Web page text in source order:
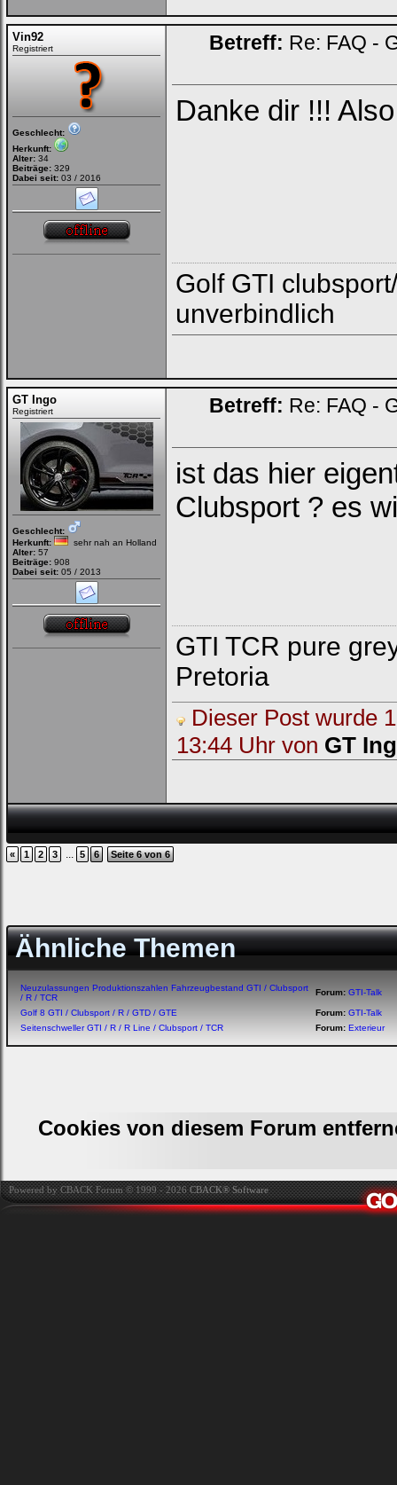
Vin92
Registriert
Geschlecht:
Herkunft:
Alter: 34
Beiträge: 329
Dabei seit: 03 / 2016
Betreff: Re: FAQ -
Danke dir !!!
Golf GTI
unverbindlich
GT Ingo
Registriert
Geschlecht:
Herkunft:
sehr nah an Holland
Alter: 57
Beiträge: 908
Dabei seit: 05 / 2013
Betreff: Re: FAQ -
ist das hier
Clubsport ? es
GTI TCR pure
Pretoria
Dieser Post wurde
13:44 Uhr von GT
« 1 2 3 ... 5 6 Seite 6 von 6
Ähnliche Themen
Neuzulassungen Produktionszahlen Fahrzeugbestand GTI / Clubsport
/ R / TCR
Forum: GTI-Talk
Golf 8 GTI / Clubsport / R / GTD / GTE Forum: GTI-Talk
Seitenschweller GTI / R / R Line / Clubsport / TCR
Forum: Exterieur
Cookies von diesem Forum
Powered by CBACK Forum © 1999 - 2026CBACK® Software